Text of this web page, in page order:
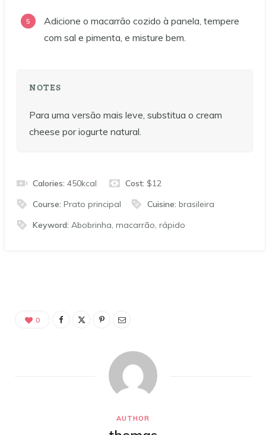
Adicione o macarrão cozido à panela, tempere
com sal e pimenta, e misture bem.
NOTES
Para uma versão mais leve, substitua o cream
cheese por iogurte natural.
Calories:450kcal Cost:$12
Course:Prato principal Cuisine:brasileira
Keyword:Abobrinha, macarrão, rápido
0
AUTHOR